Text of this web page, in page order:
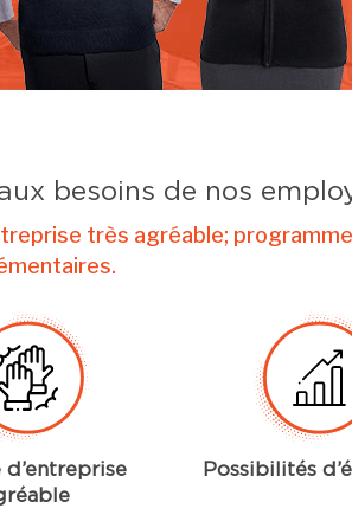
besoins de nos
très agréable;
Possibilités